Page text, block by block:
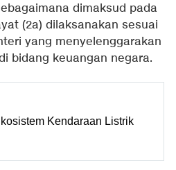
dimaksud pada
(2a) dilaksanakan sesuai
yang menyelenggarakan
bidang keuangan negara.
Kendaraan Listrik